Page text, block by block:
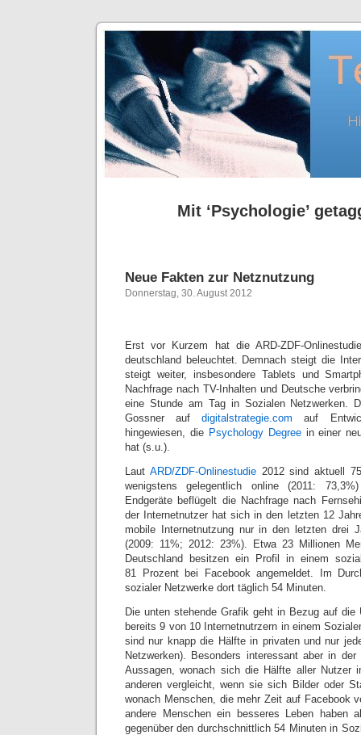
Mit ‘Psychologie’
Neue Fakten zur Netznutzung
Donnerstag, 30. August 2012
Erst vor Kurzem hat die ARD-ZDF-
deutschland beleuchtet. Demnach steigt die
steigt weiter, insbesondere Tablets und
Nachfrage nach TV-Inhalten und Deutsche
eine Stunde am Tag in Sozialen Netzwerken.
Gossner aufdigitalstrategie.com auf
hingewiesen, die Psychology Degreein einer
hat (s.u.).
Laut ARD/ZDF-Onlinestudie2012 sind aktuell
wenigstens gelegentlich online (2011:
Endgeräte beflügelt die Nachfrage nach
der Internetnutzer hat sich in den letzten 12
mobile Internetnutzung nur in den letzten drei
(2009: 11%; 2012: 23%). Etwa 23 Millionen
Deutschland besitzen ein Profil in einem
81 Prozent bei Facebook angemeldet. Im
sozialer Netzwerke dort täglich 54 Minuten.
Die unten stehende Grafik geht in Bezug auf die
bereits 9 von 10 Internetnutrzern in einem
sind nur knapp die Hälfte in privaten und nur
Netzwerken). Besonders interessant aber in
Aussagen, wonach sich die Hälfte aller Nutzer
anderen vergleicht, wenn sie sich Bilder oder
wonach Menschen, die mehr Zeit auf Facebook
andere Menschen ein besseres Leben
gegenüber den durchschnittlich 54 Minuten in